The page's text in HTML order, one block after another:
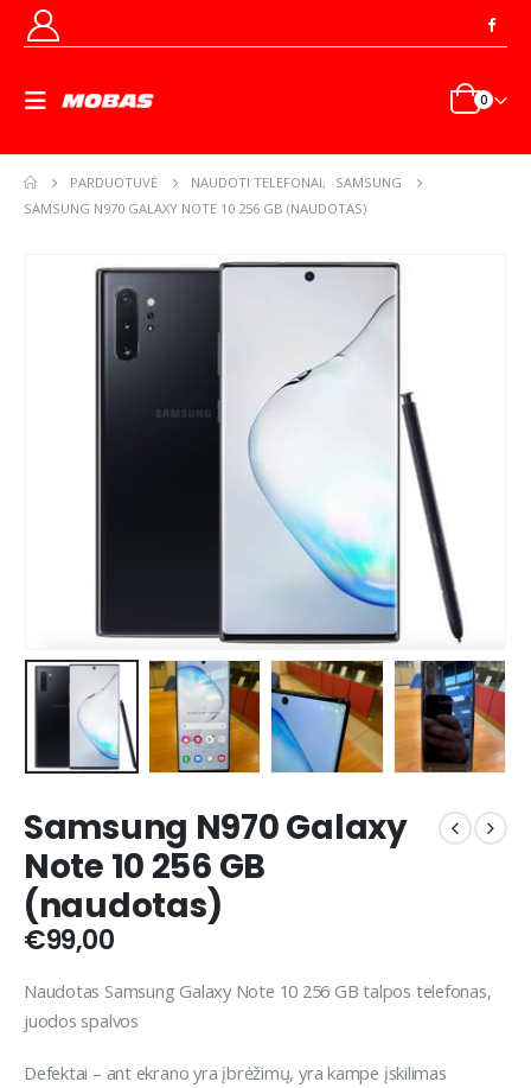
0
PARDUOTUVĖ NAUDOTI TELEFONAI,
SAMSUNG
SAMSUNG N970 GALAXY NOTE 10 256 GB (NAUDOTAS)
Samsung N970 Galaxy
Note 10 256 GB
(naudotas)
€99,00
Naudotas Samsung Galaxy Note 10 256 GB talpos telefonas,
juodos spalvos
Defektai – ant ekrano yra įbrėžimų, yra kampe įskilimas